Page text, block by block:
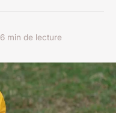
6 min de lecture